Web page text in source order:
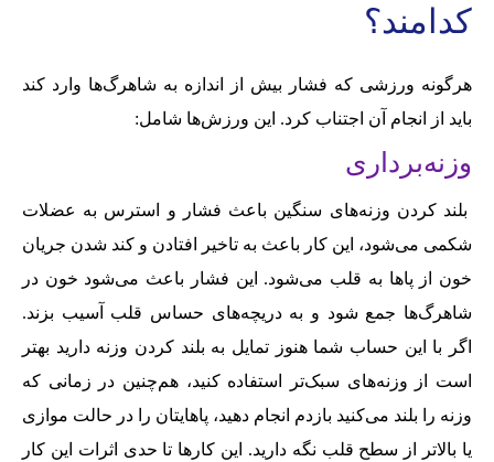
کدامند؟
هرگونه ورزشی که فشار بیش از اندازه به شا‌‌هر‌‌گ‌‌ها وارد کند
باید از انجام آن اجتناب کرد. این ورزش‌‌ها شامل:
وزنه‌‌برداری
بلند کردن وزنه‌‌های سنگین باعث فشار و استرس به عضلات
شکمی می‌‌شود، این کار باعث به تاخیر افتادن و کند شدن جریان
خون از پاها به قلب می‌‌شود. این فشار باعث می‌‌شود خون در
شاهرگ‌‌ها جمع شود و به دریچه‌‌های حساس قلب آسیب بزند.
اگر با این حساب شما هنوز تمایل به بلند کردن وزنه دارید بهتر
است از وزنه‌‌های سبک‌‌تر استفاده کنید، هم‌‌چنین در زمانی که
وزنه را بلند می‌‌کنید باز‌‌دم انجام دهید، پاها‌‌یتان را در حالت موازی
یا بالاتر از سطح قلب نگه دارید. این کار‌‌ها تا حدی اثرات این کار